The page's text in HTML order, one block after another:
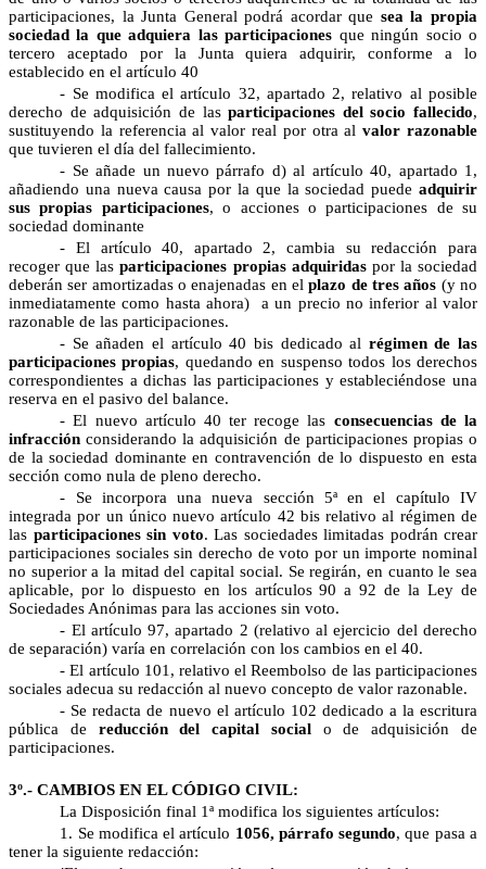
participaciones, la Junta General podrá acordar que sea la propia
sociedad la que adquiera las participaciones que ningún socio o
tercero aceptado por la Junta quiera adquirir, conforme a lo
establecido en el artículo 40
- Se modifica el artículo 32, apartado 2, relativo al posible
derecho de adquisición de lasparticipaciones del socio fallecido,
sustituyendo la referencia al valor real por otra al valor razonable
que tuvieren el día del fallecimiento.
- Se añade un nuevo párrafo d) al artículo 40, apartado 1,
añadiendo una nueva causa por la que la sociedad puede adquirir
sus propias participaciones, o acciones o participaciones de su
sociedad dominante
- El artículo 40, apartado 2, cambia su redacción para
recoger que lasparticipaciones propias adquiridaspor la sociedad
deberán ser amortizadas o enajenadas en elplazo de tres años (y no
inmediatamente como hasta ahora) a un precio no inferior al valor
razonable de las participaciones.
- Se añaden el artículo 40 bis dedicado al régimen de las
participaciones propias, quedando en suspenso todos los derechos
correspondientes a dichas las participaciones y estableciéndose una
reserva en el pasivo del balance.
- El nuevo artículo 40 ter recoge las consecuencias de la
infracción considerando la adquisición de participaciones propias o
de la sociedad dominante en contravención de lo dispuesto en esta
sección como nula de pleno derecho.
- Se incorpora una nueva sección 5ª en el capítulo IV
integrada por un único nuevo artículo 42 bis relativo al régimen de
las participaciones sin voto. Las sociedades limitadas podrán crear
participaciones sociales sin derecho de voto por un importe nominal
no superior a la mitad del capital social. Se regirán, en cuanto le sea
aplicable, por lo dispuesto en los artículos 90 a 92 de la Ley de
Sociedades Anónimas para las acciones sin voto.
- El artículo 97, apartado 2 (relativo al ejercicio del derecho
de separación) varía en correlación con los cambios en el 40.
- El artículo 101, relativo el Reembolso de las participaciones
sociales adecua su redacción al nuevo concepto de valor razonable.
- Se redacta de nuevo el artículo 102 dedicado a la escritura
pública de reducción del capital socialo de adquisición de
participaciones.
3º.- CAMBIOS EN EL CÓDIGO CIVIL:
La Disposición final 1ª modifica los siguientes artículos:
1. Se modifica el artículo 1056, párrafo segundo, que pasa a
tener la siguiente redacción: